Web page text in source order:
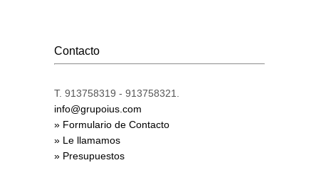
Contacto
T. 913758319 - 913758321.
info@grupoius.com
» Formulario de Contacto
» Le llamamos
» Presupuestos